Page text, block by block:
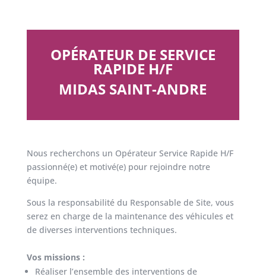
OPÉRATEUR DE SERVICE
RAPIDE H/F
MIDAS SAINT-ANDRE
Nous recherchons un Opérateur Service Rapide H/F
passionné(e) et motivé(e) pour rejoindre notre
équipe.
Sous la responsabilité du Responsable de Site, vous
serez en charge de la maintenance des véhicules et
de diverses interventions techniques.
Vos missions :
Réaliser l’ensemble des interventions de